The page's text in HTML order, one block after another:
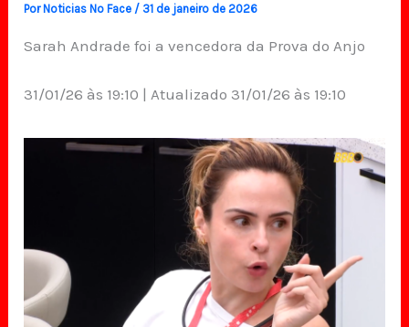
PorNoticias No Face / 31 de janeiro de 2026
Sarah Andrade foi a vencedora da Prova do Anjo
31/01/26 às 19:10 | Atualizado 31/01/26 às 19:10